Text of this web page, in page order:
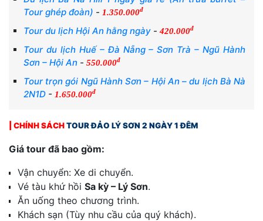
Tour ghép đoàn) - 1.350.000đ
Tour du lịch Hội An hằng ngày -420.000đ
Tour du lịch Huế – Đà Nẵng – Sơn Trà – Ngũ Hành
Sơn – Hội An - 550.000đ
Tour trọn gói Ngũ Hành Sơn – Hội An – du lịch Bà Nà
2N1D - 1.650.000đ
| CHÍNH SÁCHTOUR ĐẢO LÝ SƠN 2 NGÀY 1 ĐÊM
Giá tour đã bao gồm:
Vận chuyển: Xe di chuyển.
Vé tàu khứ hồi Sa kỳ – Lý Sơn.
Ăn uống theo chương trình.
Khách sạn (Tùy nhu cầu của quý khách).